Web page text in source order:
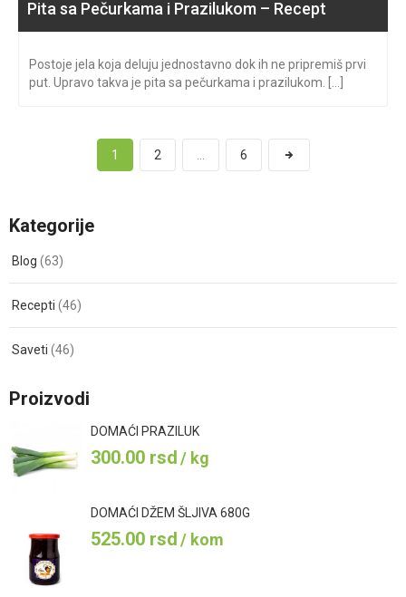
Pita sa Pečurkama i Prazilukom – Recept
Postoje jela koja deluju jednostavno dok ih ne pripremiš prvi
put. Upravo takva je pita sa pečurkama i prazilukom. [...]
1 2 6
Kategorije
Blog (63)
Recepti (46)
Saveti (46)
Proizvodi
DOMAĆI PRAZILUK
300.00 rsd/ kg
DOMAĆI DŽEM ŠLJIVA 680G
525.00 rsd/ kom